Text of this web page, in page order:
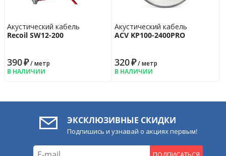
Акустический кабель
Recoil SW12-200
390₽/ метр
В НАЛИЧИИ
Акустический кабель
ACV KP100-2400PRO
320₽/ метр
В НАЛИЧИИ
ЭКСКЛЮЗИВНЫЕ СКИДКИ
Подпишись и узнавай о акциях первым!